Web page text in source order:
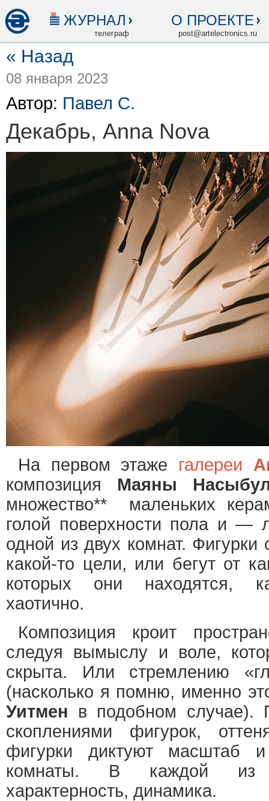
ЖУРНАЛ
телеграф
О ПРОЕКТЕ
post@artelectronics.ru
« Назад
08 января 2023
Автор: Павел С.
Декабрь, Anna Nova
На первом этаже галереи
композиция Маяны
множество** маленьких
голой поверхности пола и —
одной из двух комнат. Фигурки
какой-то цели, или бегут от
которых они находятся,
хаотично.
Композиция кроит
следуя вымыслу и воле,
скрыта. Или стремлению
(насколько я помню, именно
Уитмен в подобном случае).
скоплениями фигурок,
фигурки диктуют
комнаты. В каждой из
характерность, динамика.